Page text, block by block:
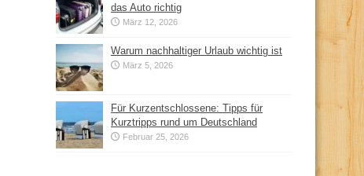
das Auto richtig
März 12, 2026
Warum nachhaltiger Urlaub wichtig ist
März 5, 2026
Für Kurzentschlossene: Tipps für
Kurztripps rund um Deutschland
Februar 25, 2026